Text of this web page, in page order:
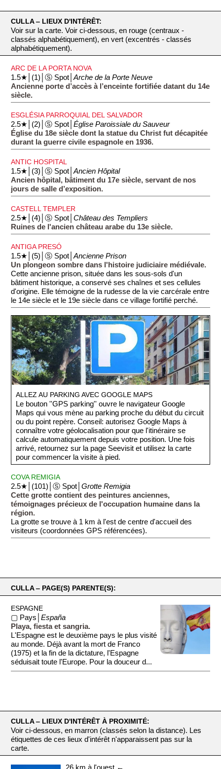
CULLA ‒ LIEUX D'INTÉRÊT:
Voir sur la carte. Voir ci-dessous, en rouge (centraux -
classés alphabétiquement), en vert (excentrés - classés
alphabétiquement).
ARC DE LA PORTA NOVA
1.5★│(1)│Ⓢ Spot│Arche de la Porte Neuve
Ancienne porte d’accès à l’enceinte fortifiée datant du 14e
siècle.
ESGLÉSIA PARROQUIAL DEL SALVADOR
2.5★│(2)│Ⓢ Spot│Église Paroissiale du Sauveur
Église du 18e siècle dont la statue du Christ fut décapitée
durant la guerre civile espagnole en 1936.
ANTIC HOSPITAL
1.5★│(3)│Ⓢ Spot│Ancien Hôpital
Ancien hôpital, bâtiment du 17e siècle, servant de nos
jours de salle d’exposition.
CASTELL TEMPLER
2.5★│(4)│Ⓢ Spot│Château des Templiers
Ruines de l'ancien château arabe du 13e siècle.
ANTIGA PRESÓ
1.5★│(5)│Ⓢ Spot│Ancienne Prison
Un plongeon sombre dans l'histoire judiciaire médiévale.
Cette ancienne prison, située dans les sous-sols d'un
bâtiment historique, a conservé ses chaînes et ses cellules
d'origine. Elle témoigne de la rudesse de la vie carcérale entre
le 14e siècle et le 19e siècle dans ce village fortifié perché.
ALLEZ AU PARKING AVEC GOOGLE MAPS
Le bouton ''GPS parking'' ouvre le navigateur Google
Maps qui vous mène au parking proche du début du circuit
ou du point repère. Conseil: autorisez Google Maps à
connaître votre géolocalisation pour que l'itinéraire se
calcule automatiquement depuis votre position. Une fois
arrivé, retournez sur la page Seevisit et utilisez la carte
pour commencer la visite à pied.
COVA REMIGIA
2.5★│(101)│Ⓢ Spot│Grotte Remigia
Cette grotte contient des peintures anciennes,
témoignages précieux de l'occupation humaine dans la
région.
La grotte se trouve à 1 km à l'est de centre d'accueil des
visiteurs (coordonnées GPS référencées).
CULLA ‒ PAGE(S) PARENTE(S):
ESPAGNE
▢ Pays│España
Playa, fiesta et sangria.
L'Espagne est le deuxième pays le plus visité
au monde. Déjà avant la mort de Franco
(1975) et la fin de la dictature, l'Espagne
séduisait toute l'Europe. Pour la douceur d...
CULLA ‒ LIEUX D'INTÉRÊT À PROXIMITÉ:
Voir ci-dessous, en marron (classés selon la distance). Les
étiquettes de ces lieux d'intérêt n'apparaissent pas sur la
carte.